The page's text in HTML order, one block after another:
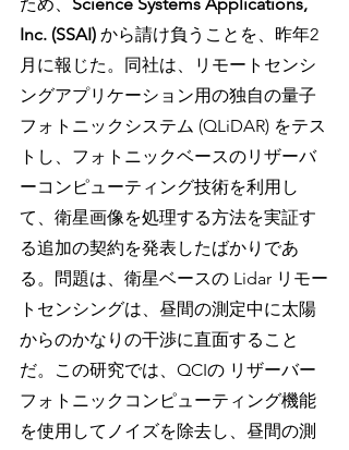
Inc. (SSAI) から請け負うことを、昨年2
月に報じた。同社は、リモートセンシ
ングアプリケーション用の独自の量子
フォトニックシステム (QLiDAR) をテス
トし、フォトニックベースのリザーバ
ーコンピューティング技術を利用し
て、衛星画像を処理する方法を実証す
る追加の契約を発表したばかりであ
る。問題は、衛星ベースの Lidar リモー
トセンシングは、昼間の測定中に太陽
からのかなりの干渉に直面すること
だ。この研究では、QCIの リザーバー
フォトニックコンピューティング機能
を使用してノイズを除去し、昼間の測